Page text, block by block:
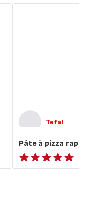
Tefal
Pâte à pizza rapide
ratings.NaN